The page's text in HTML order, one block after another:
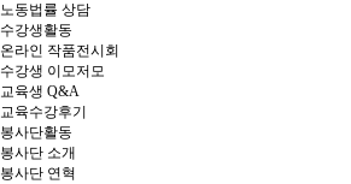
노동법률 상담
수강생활동
온라인 작품전시회
수강생 이모저모
교육생 Q&A
교육수강후기
봉사단활동
봉사단 소개
봉사단 연혁